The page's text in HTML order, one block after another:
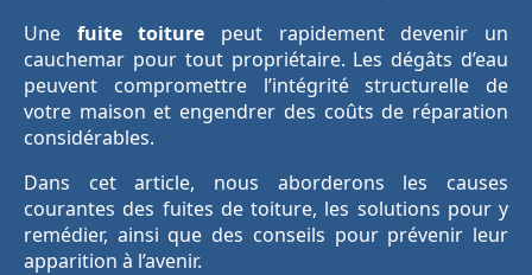
Une fuite toiture peut rapidement devenir un
cauchemar pour tout propriétaire. Les dégâts d’eau
peuvent compromettre l’intégrité structurelle de
votre maison et engendrer des coûts de réparation
considérables.
Dans cet article, nous aborderons les causes
courantes des fuites de toiture, les solutions pour y
remédier, ainsi que des conseils pour prévenir leur
apparition à l’avenir.